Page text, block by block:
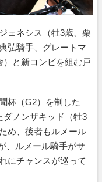
ェネシス（牡3歳、栗
弘騎手、グレートマ
と新コンビを組む戸
杯（G2）を制した
ダノンザキッド（牡3
め、後者もルメール
、ルメール騎手がサ
にチャンスが巡って